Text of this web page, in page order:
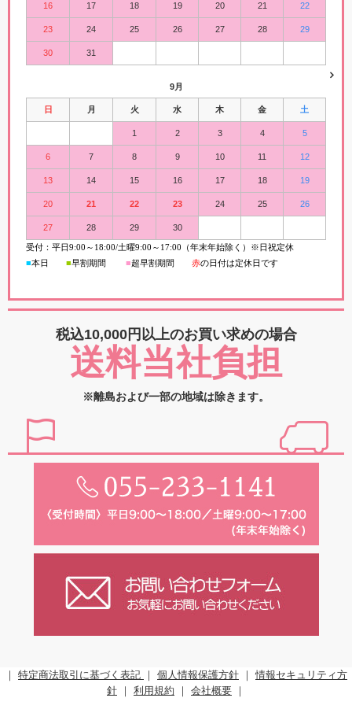
16 17 18 19 20 21 22
23 24 25 26 27 28 29
30 31
9月
日 月 火 水 木 金 土
1 2 3 4 5
6 7 8 9 10 11 12
13 14 15 16 17 18 19
20 21 22 23 24 25 26
27 28 29 30
受付：平日9:00 ～ 18:00/土曜9:00 ～ 17:00（年末年始除く）※日祝定休
■本日 ■早割期間 ■超早割期間 赤の日付は定休日です
税込10,000円以上のお買い求めの場合
送料当社負担
※離島および一部の地域は除きます。
｜ 特定商法取引に基づく表記 ｜ 個人情報保護方針 ｜情報セキュリティ方
針 ｜ 利用規約 ｜ 会社概要 ｜